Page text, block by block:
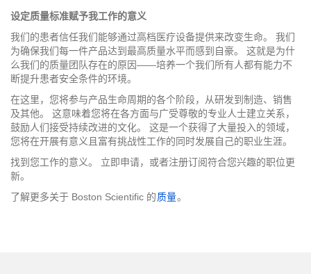
设定质量标准赋予我工作的意义
我们的患者信任我们能够通过高档医疗设备提供来改变生命。 我们
为确保我们每一件产品达到最高质量水平而感到自豪。 这就是为什
么我们的质量团队存在的原因——培养一个我们所有人都有能力不
断提升患者安全条件的环境。
在这里，您将参与产品生命周期的各个阶段，从研发到制造、销售
及其他。 这意味着您将在各方面与广受尊敬的专业人士建立关系，
鼓励人们接受持续改进的文化。 这是一个获得了大量投入的领域，
您将在开展有意义且富有挑战性工作的同时发展自己的职业生涯。
找到您工作的意义。 立即申请，或者注册订阅符合您兴趣的职位更
新。
了解更多关于 Boston Scientific 的质量。